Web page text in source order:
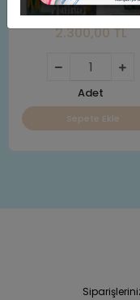
McLaren F1® Team
Yarış Arabası 77251
2.300,00 TL
Adet
Sepete Ekle